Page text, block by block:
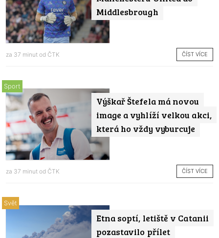
Middlesbrough
za 37 minut od ČTK ČÍST VÍCE
Výškař Štefela má novou
image a vyhlíží velkou akci,
která ho vždy vyburcuje
Sport
za 37 minut od ČTK ČÍST VÍCE
Etna soptí, letiště v Catanii
pozastavilo přílet
Svět